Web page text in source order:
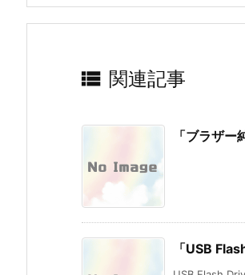
 関連記事
「ブラザ
「USB